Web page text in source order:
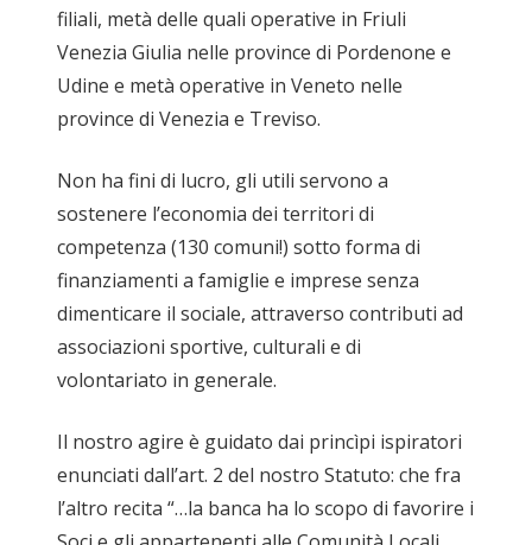
filiali, metà delle quali operative in Friuli
Venezia Giulia nelle province di Pordenone e
Udine e metà operative in Veneto nelle
province di Venezia e Treviso.
Non ha fini di lucro, gli utili servono a
sostenere l’economia dei territori di
competenza (130 comuni!) sotto forma di
finanziamenti a famiglie e imprese senza
dimenticare il sociale, attraverso contributi ad
associazioni sportive, culturali e di
volontariato in generale.
Il nostro agire è guidato dai princìpi ispiratori
enunciati dall’art. 2 del nostro Statuto: che fra
l’altro recita “…la banca ha lo scopo di favorire i